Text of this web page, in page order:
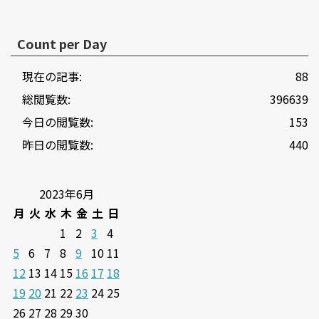
Count per Day
88
現在の記事:
396639
総閲覧数:
153
今日の閲覧数:
440
昨日の閲覧数:
2023年6月
月 火 水 木 金 土 日
1
2 3 4
5 6 7 8 9 10 11
12 13 14 15 16 17 18
19 20 21 22 23 24 25
26 27 28 2930